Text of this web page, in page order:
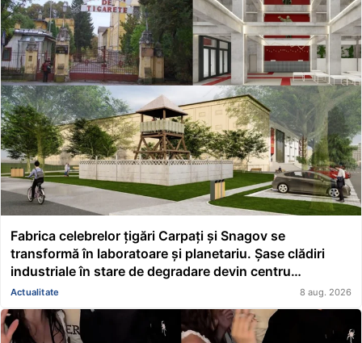
Fabrica celebrelor țigări Carpați și Snagov se
transformă în laboratoare și planetariu. Șase clădiri
industriale în stare de degradare devin centru
educațional și științific
Actualitate 8 aug. 2026